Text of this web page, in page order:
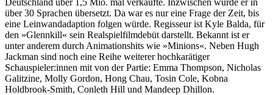
über 30 Sprachen übersetzt. Da war es nur eine Frage der Zeit, bis
eine Leinwandadaption folgen würde. Regisseur ist Kyle Balda, für
den »Glennkill« sein Realspielfilmdebüt darstellt. Bekannt ist er
unter anderem durch Animationshits wie »Minions«. Neben Hugh
Jackman sind noch eine Reihe weiterer hochkarätiger
Schauspieler:innen mit von der Partie: Emma Thompson, Nicholas
Galitzine, Molly Gordon, Hong Chau, Tosin Cole, Kobna
Holdbrook‑Smith, Conleth Hill und Mandeep Dhillon.